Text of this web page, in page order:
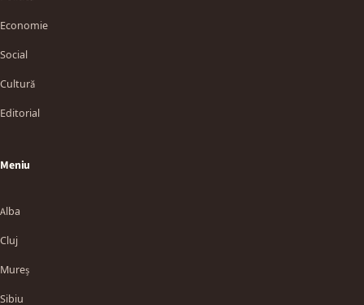
Economie
Social
Cultură
Editorial
Meniu
Alba
Cluj
Mureș
Sibiu